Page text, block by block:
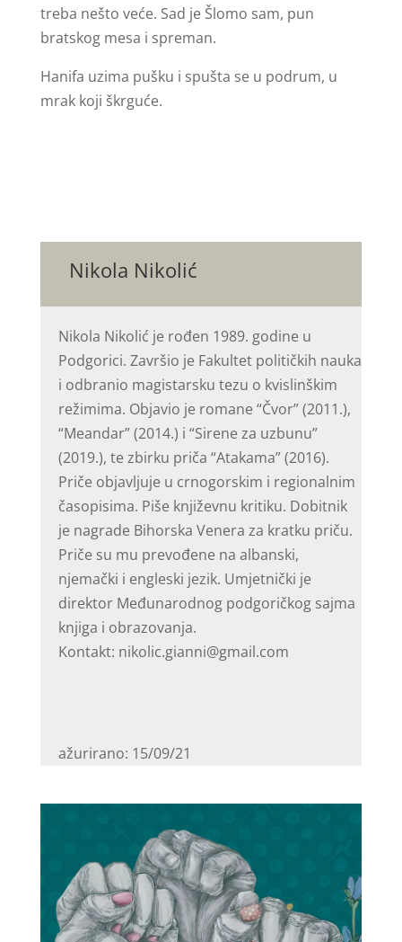
treba nešto veće. Sad je Šlomo sam, pun
bratskog mesa i spreman.
Hanifa uzima pušku i spušta se u podrum, u
mrak koji škrguće.
Nikola Nikolić
Nikola Nikolić je rođen 1989. godine u
Podgorici. Završio je Fakultet političkih nauka
i odbranio magistarsku tezu o kvislinškim
režimima. Objavio je romane “Čvor” (2011.),
“Meandar” (2014.) i “Sirene za uzbunu”
(2019.), te zbirku priča “Atakama” (2016).
Priče objavljuje u crnogorskim i regionalnim
časopisima. Piše književnu kritiku. Dobitnik
je nagrade Bihorska Venera za kratku priču.
Priče su mu prevođene na albanski,
njemački i engleski jezik. Umjetnički je
direktor Međunarodnog podgoričkog sajma
knjiga i obrazovanja.
Kontakt: nikolic.gianni@gmail.com
ažurirano: 15/09/21